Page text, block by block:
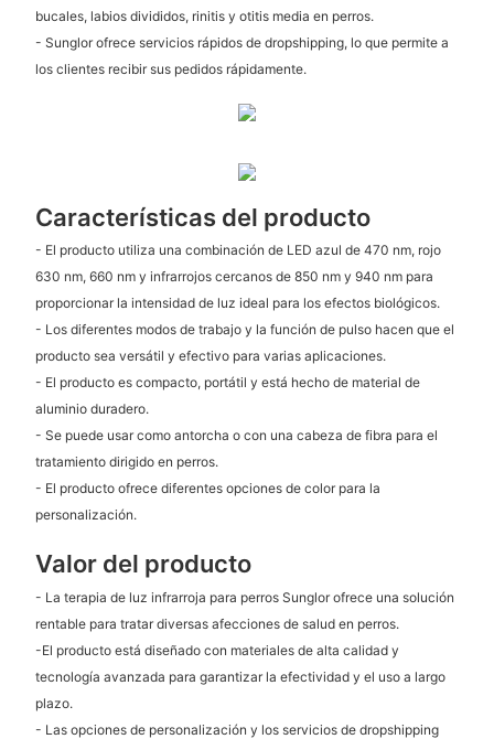
bucales, labios divididos, rinitis y otitis media en perros.
- Sunglor ofrece servicios rápidos de dropshipping, lo que permite a
los clientes recibir sus pedidos rápidamente.
Características del producto
- El producto utiliza una combinación de LED azul de 470 nm, rojo
630 nm, 660 nm y infrarrojos cercanos de 850 nm y 940 nm para
proporcionar la intensidad de luz ideal para los efectos biológicos.
- Los diferentes modos de trabajo y la función de pulso hacen que el
producto sea versátil y efectivo para varias aplicaciones.
- El producto es compacto, portátil y está hecho de material de
aluminio duradero.
- Se puede usar como antorcha o con una cabeza de fibra para el
tratamiento dirigido en perros.
- El producto ofrece diferentes opciones de color para la
personalización.
Valor del producto
- La terapia de luz infrarroja para perros Sunglor ofrece una solución
rentable para tratar diversas afecciones de salud en perros.
-El producto está diseñado con materiales de alta calidad y
tecnología avanzada para garantizar la efectividad y el uso a largo
plazo.
- Las opciones de personalización y los servicios de dropshipping